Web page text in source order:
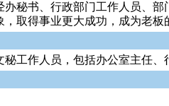
秘书、行政部门工作人员、
取得事业更大成功，成为老板
工作人员，包括办公室主任